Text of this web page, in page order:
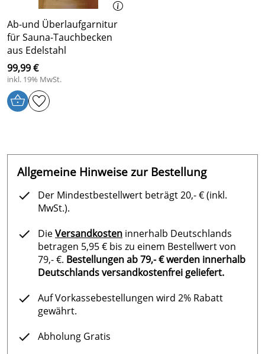
Ab-und Überlaufgarnitur
für Sauna-Tauchbecken
aus Edelstahl
99,99 €
inkl. 19% MwSt.
Allgemeine Hinweise zur Bestellung
Der Mindestbestellwert beträgt 20,- € (inkl.
MwSt.).
DieVersandkosten innerhalb Deutschlands
betragen 5,95 € bis zu einem Bestellwert von
79,- €. Bestellungen ab 79,- € werden innerhalb
Deutschlands versandkostenfrei geliefert.
Auf Vorkassebestellungen wird 2% Rabatt
gewährt.
Abholung Gratis